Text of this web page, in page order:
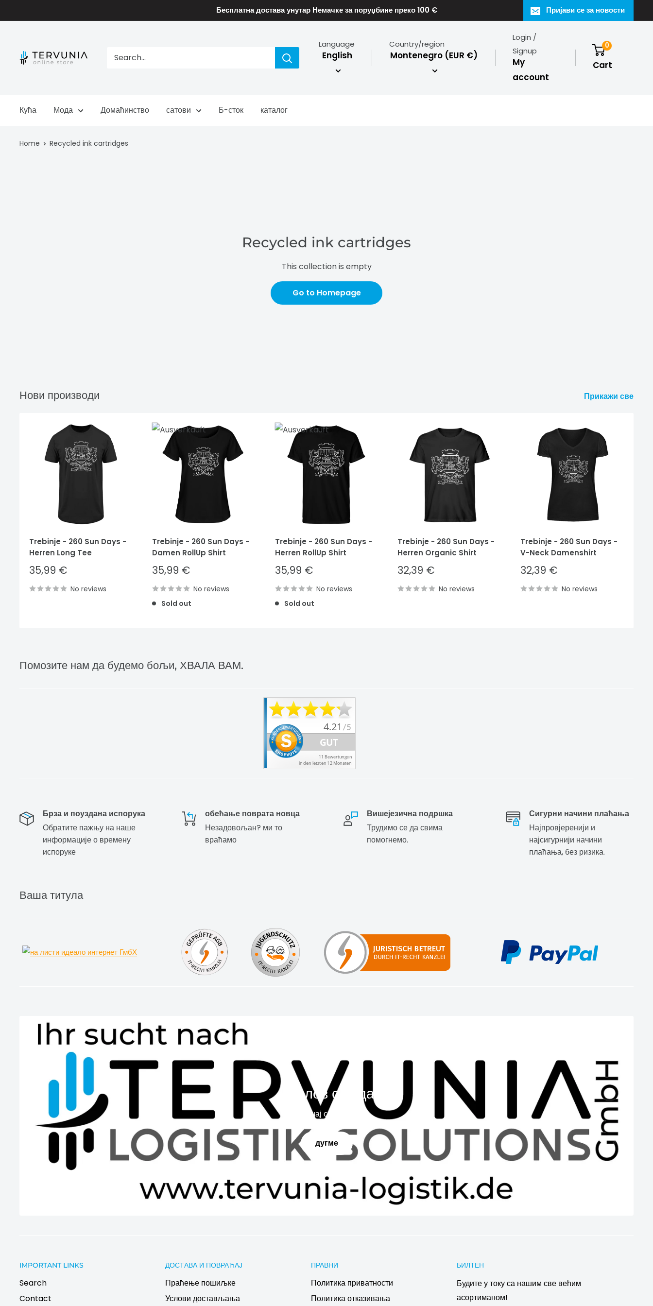
to
Бесплатна достава унутар Немачке за поруџбине преко 100 € Пријави се за новости
TERVUNIA
Language
English
Country/region
Montenegro (EUR €)
Login /
Signup
My
account
0
Cart
Кућа Мода Домаћинство сатови Б-сток каталог
Home Recycled ink cartridges
Recycled ink cartridges
This collection is empty
Go to Homepage
Нови производи Прикажи све
Trebinje - 260 Sun Days -
Herren Long Tee
Sale
price
35,99 €
No reviews
Trebinje - 260 Sun Days -
Damen RollUp Shirt
Sale
price
35,99 €
No reviews
Sold out
Trebinje - 260 Sun Days -
Herren RollUp Shirt
Sale
price
35,99 €
No reviews
Sold out
Trebinje - 260 Sun Days -
Herren Organic Shirt
Sale
price
32,39 €
No reviews
Trebinje - 260 Sun Days -
V-Neck Damenshirt
Sale
price
32,39 €
No reviews
Помозите нам да будемо бољи, ХВАЛА ВАМ.
Брза и поуздана испорука
Обратите пажњу на наше
информације о времену
испоруке
обећање поврата новца
Незадовољан? ми то
враћамо
Вишејезична подршка
Трудимо се да свима
помогнемо.
Сигурни начини плаћања
Најпровјеренији и
најсигурнији начини
плаћања, без ризика.
Ваша титула
Наслов слајда
Испричај своју причу
дугме
IMPORTANT LINKS
Search
Contact
ДОСТАВА И ПОВРАЋАЈ
Праћење пошиљке
Услови достављања
ПРАВНИ
Политика приватности
Политика отказивања
БИЛТЕН
Будите у току са нашим све већим
асортиманом!